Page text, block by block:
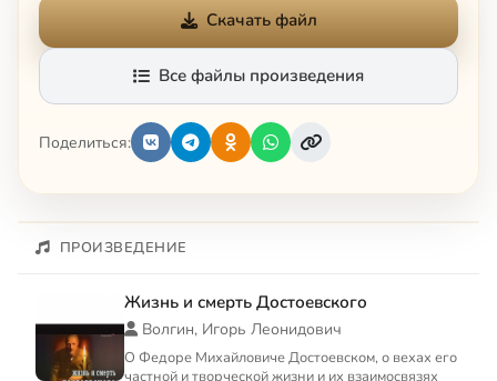
Скачать файл
Все файлы произведения
Поделиться:
ПРОИЗВЕДЕНИЕ
Жизнь и смерть Достоевского
Волгин, Игорь Леонидович
О Федоре Михайловиче Достоевском, о вехах его
частной и творческой жизни и их взаимосвязях